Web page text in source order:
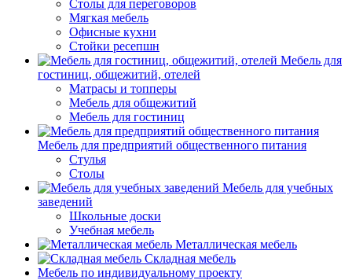
Столы для переговоров
Мягкая мебель
Офисные кухни
Стойки ресепшн
Мебель для
гостиниц, общежитий, отелей
Матрасы и топперы
Мебель для общежитий
Мебель для гостиниц
Мебель для предприятий общественного питания
Стулья
Столы
Мебель для учебных
заведений
Школьные доски
Учебная мебель
Металлическая мебель
Складная мебель
Мебель по индивидуальному проекту